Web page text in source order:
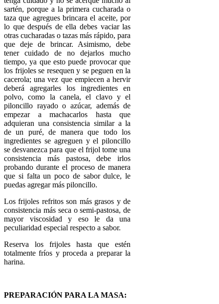
sartén, porque a la primera cucharada o
taza que agregues brincara el aceite, por
lo que después de ella debes vaciar las
otras cucharadas o tazas más rápido, para
que deje de brincar. Asimismo, debe
tener cuidado de no dejarlos mucho
tiempo, ya que esto puede provocar que
los frijoles se resequen y se peguen en la
cacerola; una vez que empiecen a hervir
deberá agregarles los ingredientes en
polvo, como la canela, el clavo y el
piloncillo rayado o azúcar, además de
empezar a machacarlos hasta que
adquieran una consistencia similar a la
de un puré, de manera que todo los
ingredientes se agreguen y el piloncillo
se desvanezca para que el frijol tome una
consistencia más pastosa, debe irlos
probando durante el proceso de manera
que si falta un poco de sabor dulce, le
puedas agregar más piloncillo.
Los frijoles refritos son más grasos y de
consistencia más seca o semi-pastosa, de
mayor viscosidad y eso le da una
peculiaridad especial respecto a sabor.
Reserva los frijoles hasta que estén
totalmente fríos y proceda a preparar la
harina.
PREPARACIÓN PARA LA MASA: